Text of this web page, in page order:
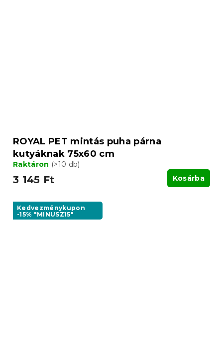
ROYAL PET mintás puha párna
kutyáknak 75x60 cm
Raktáron (>10 db)
3 145 Ft Kosárba
Kedvezménykupon
-15% "MINUSZ15"